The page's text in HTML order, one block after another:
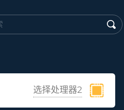
选择处理器2